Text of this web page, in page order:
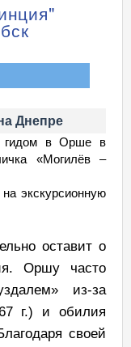
Днепре
гидом в Орше в
«Могилёв –
экскурсионную
оставит о
Оршу часто
из-за
г.) и обилия
своей